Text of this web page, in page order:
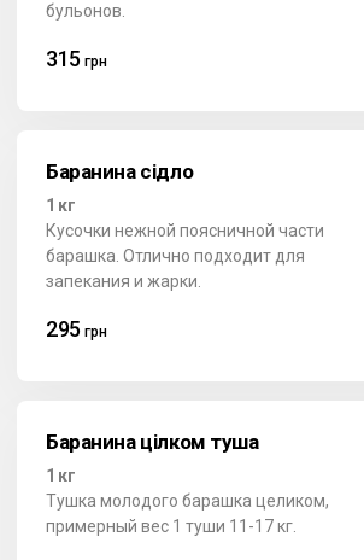
бульонов.
315 грн
Баранина сідло
1 кг
Кусочки нежной поясничной части
барашка. Отлично подходит для
запекания и жарки.
295 грн
Баранина цілком туша
1 кг
Тушка молодого барашка целиком,
примерный вес 1 туши 11-17 кг.